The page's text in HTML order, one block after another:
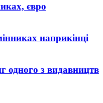
євро
наприкінці
одного з видавництв